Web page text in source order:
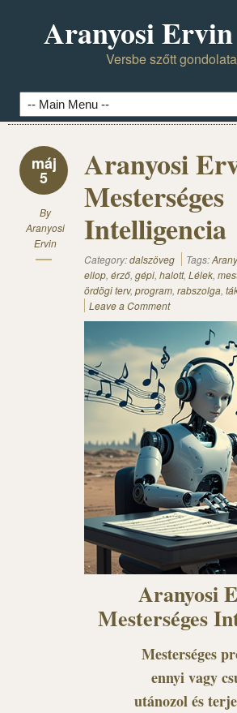
Aranyosi
Versbe szőtt
máj
5
By
Aranyosi
Ervin
Aranyosi
Mesterséges
Intelligencia
Category:dalszöveg Tags:
ellop, érző, gépi, halott, Lélek,
ördögi terv, program, rabszolga,
Leave a Comment
Aranyosi
Mesterséges
Mesterséges
ennyi vagy
utánozol és